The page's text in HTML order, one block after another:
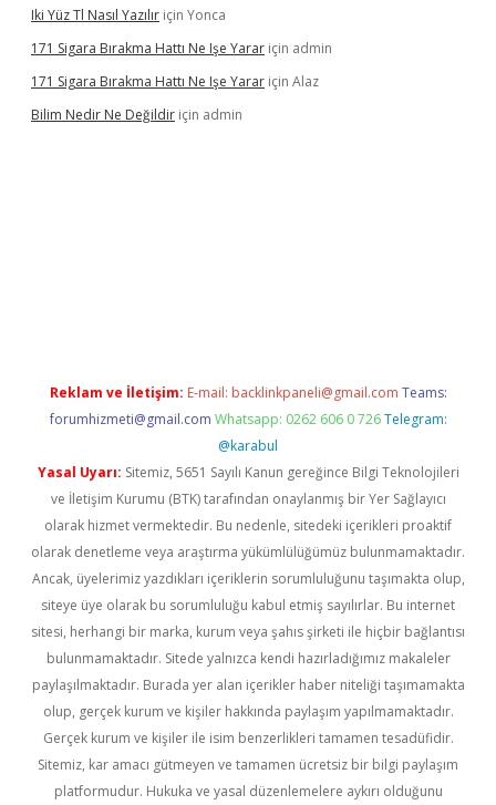
Iki Yüz Tl Nasıl Yazılır için Yonca
171 Sigara Bırakma Hattı Ne Işe Yarar için admin
171 Sigara Bırakma Hattı Ne Işe Yarar için Alaz
Bilim Nedir Ne Değildir için admin
Reklam ve İletişim: E-mail: backlinkpaneli@gmail.com Teams:
forumhizmeti@gmail.com Whatsapp: 0262 606 0 726 Telegram:
@karabul
Yasal Uyarı: Sitemiz, 5651 Sayılı Kanun gereğince Bilgi Teknolojileri
ve İletişim Kurumu (BTK) tarafından onaylanmış bir Yer Sağlayıcı
olarak hizmet vermektedir. Bu nedenle, sitedeki içerikleri proaktif
olarak denetleme veya araştırma yükümlülüğümüz bulunmamaktadır.
Ancak, üyelerimiz yazdıkları içeriklerin sorumluluğunu taşımakta olup,
siteye üye olarak bu sorumluluğu kabul etmiş sayılırlar. Bu internet
sitesi, herhangi bir marka, kurum veya şahıs şirketi ile hiçbir bağlantısı
bulunmamaktadır. Sitede yalnızca kendi hazırladığımız makaleler
paylaşılmaktadır. Burada yer alan içerikler haber niteliği taşımamakta
olup, gerçek kurum ve kişiler hakkında paylaşım yapılmamaktadır.
Gerçek kurum ve kişiler ile isim benzerlikleri tamamen tesadüfidir.
Sitemiz, kar amacı gütmeyen ve tamamen ücretsiz bir bilgi paylaşım
platformudur. Hukuka ve yasal düzenlemelere aykırı olduğunu